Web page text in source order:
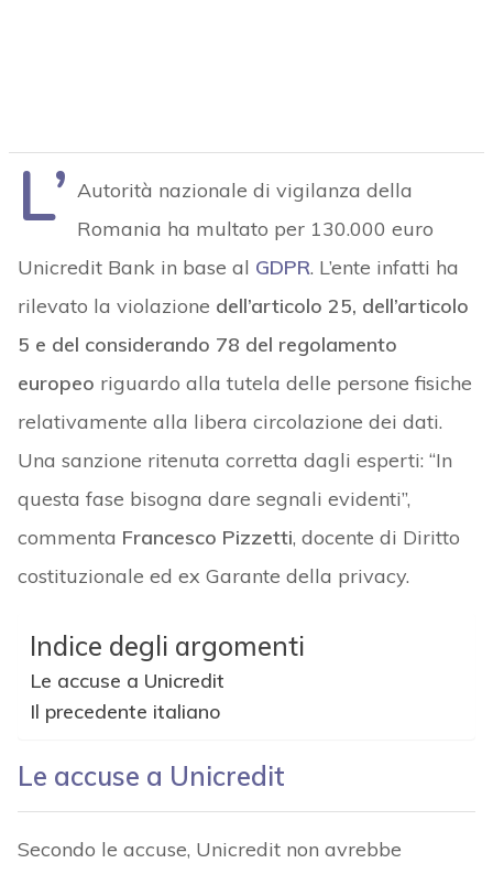
L’ Autorità nazionale di vigilanza della
Romania ha multato per 130.000 euro
Unicredit Bank in base al GDPR. L’ente infatti ha
rilevato la violazione dell’articolo 25, dell’articolo
5 e del considerando 78 del regolamento
europeo riguardo alla tutela delle persone fisiche
relativamente alla libera circolazione dei dati.
Una sanzione ritenuta corretta dagli esperti: “In
questa fase bisogna dare segnali evidenti”,
commenta Francesco Pizzetti, docente di Diritto
costituzionale ed ex Garante della privacy.
Indice degli argomenti
Le accuse a Unicredit
Il precedente italiano
Le accuse a Unicredit
Secondo le accuse, Unicredit non avrebbe